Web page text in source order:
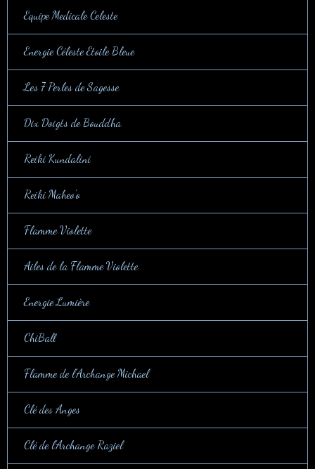
Equipe Medicale Celeste
Energie Céleste Etoile Bleue
Les 7 Perles de Sagesse
Dix Doigts de Bouddha
Reiki Kundalini
Reiki Maheo'o
Flamme Violette
Ailes de la Flamme Violette
Energie Lumière
ChiBall
Flamme de l'Archange Michael
Clé des Anges
Clé de l'Archange Raziel